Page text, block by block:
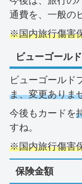
通費を、一般の
※国内旅行傷害
ビューゴール
ビューゴールド
ま、変更ありま
今後もカードを
すね。
※国内旅行傷害
保険金額